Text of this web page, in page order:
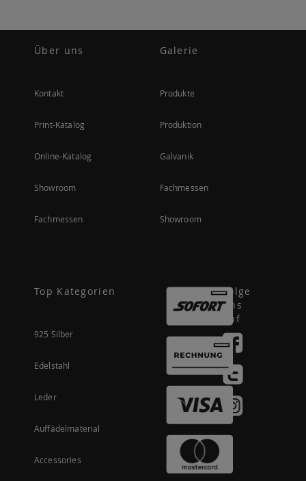
Über uns
Kontakt
Print-Katalog
Online-Katalog
Showroom
Fachmessen
Galerie
Produkte
Produktion
Galvanik
Fachmessen
Showroom
Top Kategorien
925 Silber
Edelstahl
Leder
Auffädelmaterial
Accessories
Folge
uns
auf